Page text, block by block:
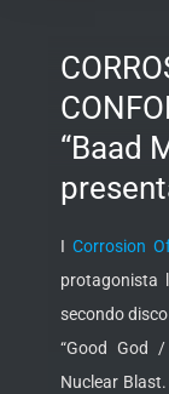
“Baad
ICorrosion
protagonista
secondo
“Good God
Nuclear Blast.